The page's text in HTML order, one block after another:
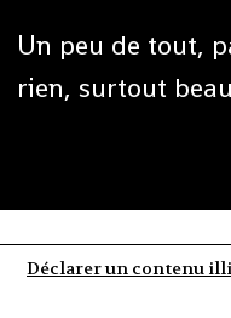
Un peu de tout,
rien, surtout
Déclarer un contenu